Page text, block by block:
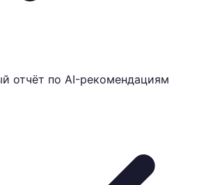
отчёт по AI-рекомендациям